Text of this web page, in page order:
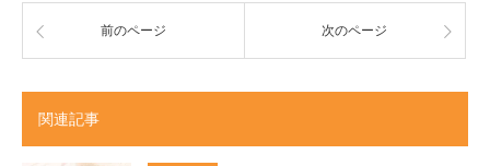
前のページ 次のページ
関連記事